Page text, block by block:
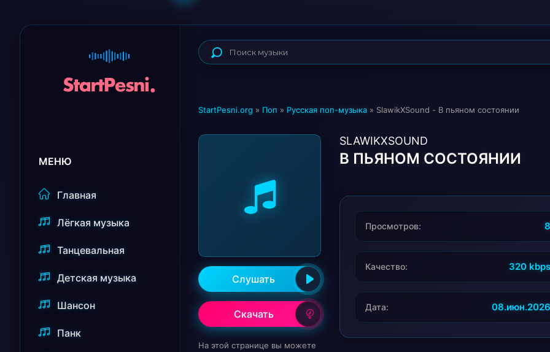
МЕНЮ
Главная
Лёгкая музыка
Танцевальная
Детская музыка
Шансон
Панк
StartPesni.org » Поп » Русская поп-музыка » SlawikXSound - В пьяном состоянии
Слушать
Скачать
На этой странице вы можете
SLAWIKXSOUND
В ПЬЯНОМ СОСТОЯНИИ
Просмотров: 8
Качество: 320 kbps
Дата: 08.июн.2026